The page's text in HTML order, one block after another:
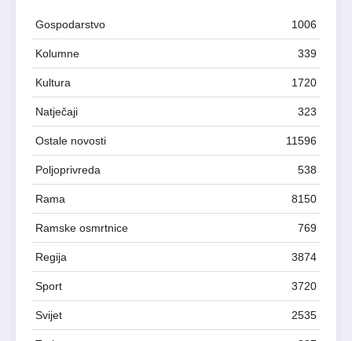
Gospodarstvo 1006
Kolumne 339
Kultura 1720
Natječaji 323
Ostale novosti 11596
Poljoprivreda 538
Rama 8150
Ramske osmrtnice 769
Regija 3874
Sport 3720
Svijet 2535